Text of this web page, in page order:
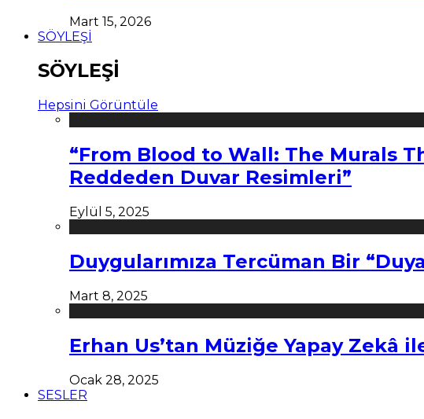
Mart 15, 2026
SÖYLEŞİ
SÖYLEŞİ
Hepsini Görüntüle
“From Blood to Wall: The Murals
Reddeden Duvar Resimleri”
Eylül 5, 2025
Duygularımıza Tercüman Bir
Mart 8, 2025
Erhan Us’tan Müziğe Yapay Zekâ
Ocak 28, 2025
SESLER